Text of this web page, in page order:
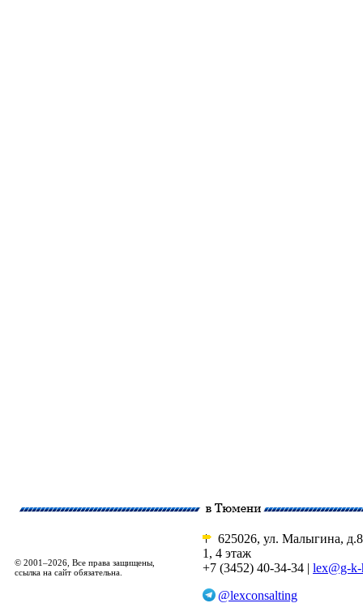
© 2001–2026, Все права защищены,
ссылка на сайт обязательна.
625026, ул. Малыгина,
1, 4 этаж
+7 (3452) 40-34-34 | lex@g-
@lexconsalting